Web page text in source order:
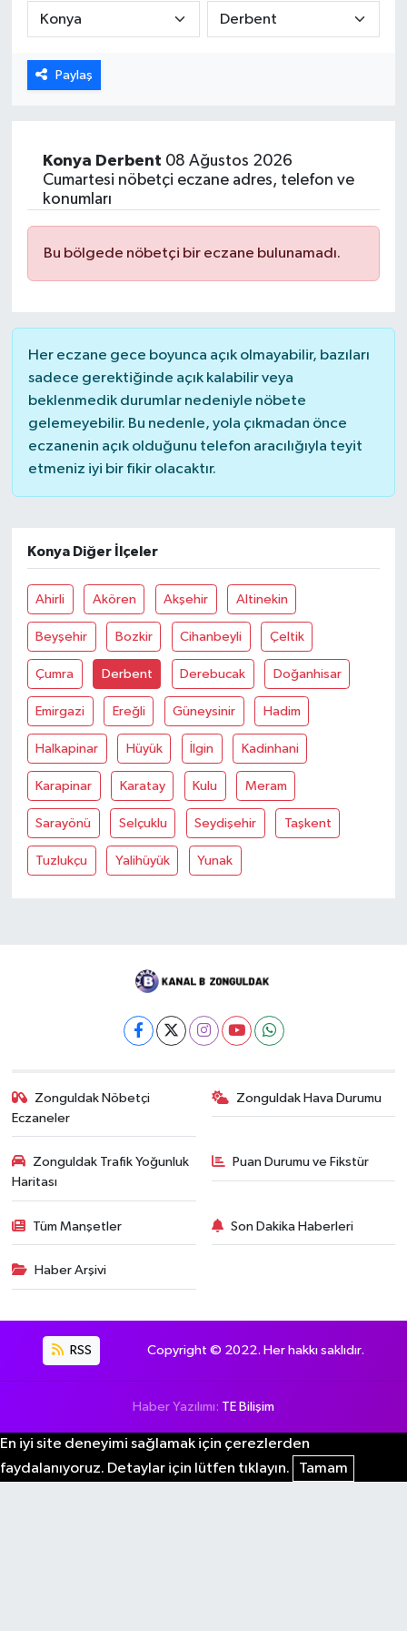
Paylaş
Konya Derbent 08 Ağustos 2026
Cumartesi nöbetçi eczane adres, telefon ve
konumları
Bu bölgede nöbetçi bir eczane bulunamadı.
Her eczane gece boyunca açık olmayabilir, bazıları
sadece gerektiğinde açık kalabilir veya
beklenmedik durumlar nedeniyle nöbete
gelemeyebilir. Bu nedenle, yola çıkmadan önce
eczanenin açık olduğunu telefon aracılığıyla teyit
etmeniz iyi bir fikir olacaktır.
Konya Diğer İlçeler
Ahirli Akören Akşehir Altinekin
Beyşehir Bozkir Cihanbeyli Çeltik
Çumra Derbent Derebucak Doğanhisar
Emirgazi Ereğli Güneysinir Hadim
Halkapinar Hüyük İlgin Kadinhani
Karapinar Karatay Kulu Meram
Sarayönü Selçuklu Seydişehir Taşkent
Tuzlukçu Yalihüyük Yunak
Zonguldak Nöbetçi
Eczaneler
Zonguldak Hava Durumu
Zonguldak Trafik Yoğunluk
Haritası
Puan Durumu ve Fikstür
Tüm Manşetler Son Dakika Haberleri
Haber Arşivi
RSS Copyright © 2022. Her hakkı saklıdır.
Haber Yazılımı: TE Bilişim
En iyi site deneyimi sağlamak için çerezlerden
faydalanıyoruz. Detaylar için lütfen tıklayın.
Tamam
Spor